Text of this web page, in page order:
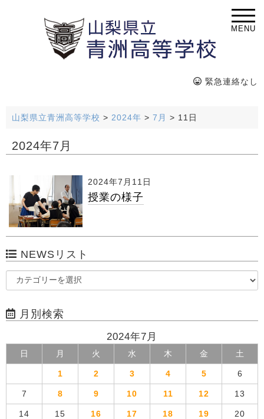
MENU
緊急連絡なし
山梨県立青洲高等学校 > 2024年 > 7月 > 11日
2024年7月
2024年7月11日
授業の様子
NEWSリスト
月別検索
2024年7月
日 月 火 水 木 金 土
1 2 3 4 5 6
7 8 9 10 11 12 13
14 15 16 17 18 19 20